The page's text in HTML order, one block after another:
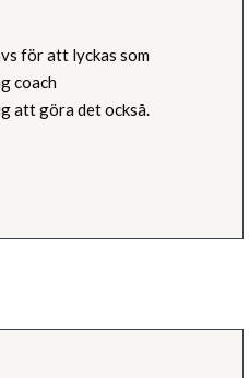
för att lyckas som
coach
att göra det också.